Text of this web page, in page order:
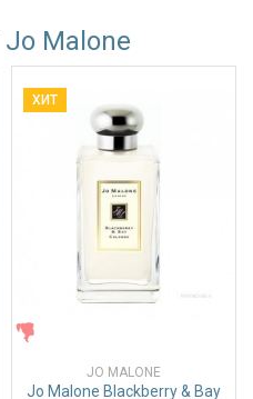
Jo Malone
ХИТ
JO MALONE
Jo Malone Blackberry & Bay